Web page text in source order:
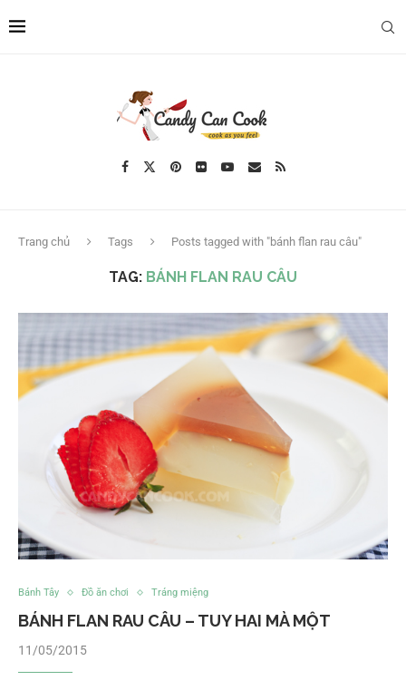
Trang chủ Tags Posts tagged with "bánh flan rau câu"
TAG: BÁNH FLAN RAU CÂU
Bánh Tây Đồ ăn chơi Tráng miệng
BÁNH FLAN RAU CÂU – TUY HAI MÀ MỘT
11/05/2015